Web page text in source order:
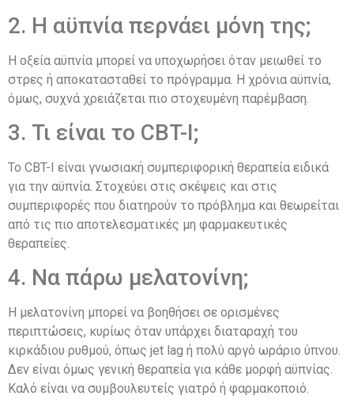
2. Η αϋπνία περνάει μόνη της;
Η οξεία αϋπνία μπορεί να υποχωρήσει όταν μειωθεί το
στρες ή αποκατασταθεί το πρόγραμμα. Η χρόνια αϋπνία,
όμως, συχνά χρειάζεται πιο στοχευμένη παρέμβαση.
3. Τι είναι το CBT-I;
Το CBT-I είναι γνωσιακή συμπεριφορική θεραπεία ειδικά
για την αϋπνία. Στοχεύει στις σκέψεις και στις
συμπεριφορές που διατηρούν το πρόβλημα και θεωρείται
από τις πιο αποτελεσματικές μη φαρμακευτικές
θεραπείες.
4. Να πάρω μελατονίνη;
Η μελατονίνη μπορεί να βοηθήσει σε ορισμένες
περιπτώσεις, κυρίως όταν υπάρχει διαταραχή του
κιρκάδιου ρυθμού, όπως jet lag ή πολύ αργό ωράριο ύπνου.
Δεν είναι όμως γενική θεραπεία για κάθε μορφή αϋπνίας.
Καλό είναι να συμβουλευτείς γιατρό ή φαρμακοποιό.